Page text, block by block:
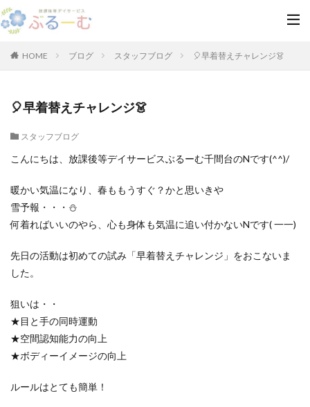
HOME ブログ スタッフブログ 🎈早着替えチャレンジ👗
🎈早着替えチャレンジ👗
スタッフブログ
こんにちは、放課後等デイサービスぶるーむ千間台のNです(^^)/
暖かい気温になり、春ももうすぐ？かと思いきや
雪予報・・・⛄
何着ればいいのやら、心も身体も気温に追い付かないNです( 一一)
先日の活動は初めての試み「早着替えチャレンジ」をおこないま
した。
狙いは・・
★目と手の同時運動
★空間認知能力の向上
★ボディーイメージの向上
ルールはとても簡単！